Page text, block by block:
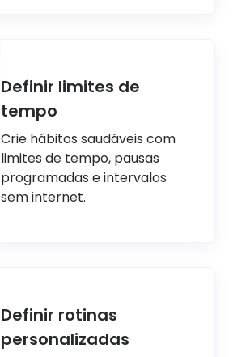
Definir limites de
tempo
Crie hábitos saudáveis com
limites de tempo, pausas
programadas e intervalos
sem internet.
Definir rotinas
personalizadas